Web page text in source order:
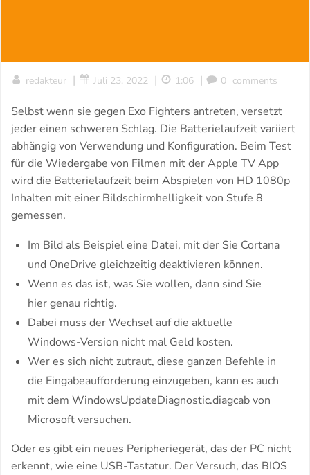
redakteur | Juli 23, 2022 | 1:06 | 0 comments
Selbst wenn sie gegen Exo Fighters antreten, versetzt
jeder einen schweren Schlag. Die Batterielaufzeit variiert
abhängig von Verwendung und Konfiguration. Beim Test
für die Wiedergabe von Filmen mit der Apple TV App
wird die Batterielaufzeit beim Abspielen von HD 1080p
Inhalten mit einer Bildschirmhelligkeit von Stufe 8
gemessen.
Im Bild als Beispiel eine Datei, mit der Sie Cortana
und OneDrive gleichzeitig deaktivieren können.
Wenn es das ist, was Sie wollen, dann sind Sie
hier genau richtig.
Dabei muss der Wechsel auf die aktuelle
Windows-Version nicht mal Geld kosten.
Wer es sich nicht zutraut, diese ganzen Befehle in
die Eingabeaufforderung einzugeben, kann es auch
mit dem WindowsUpdateDiagnostic.diagcab von
Microsoft versuchen.
Oder es gibt ein neues Peripheriegerät, das der PC nicht
erkennt, wie eine USB-Tastatur. Der Versuch, das BIOS